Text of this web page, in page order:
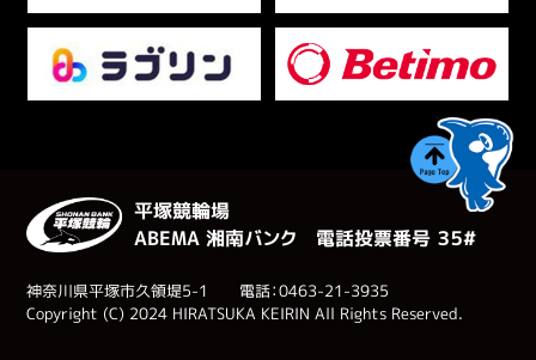
平塚競輪場
ABEMA 湘南バンク 電話投票番号 ３５#
神奈川県平塚市久領堤5-1 電話：0463-21-3935
Copyright (C) 2024 HIRATSUKA KEIRIN All Rights Reserved.